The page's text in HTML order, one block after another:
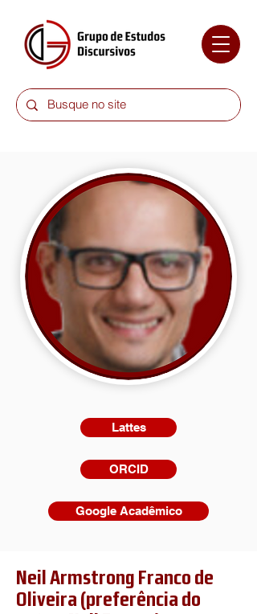
Lattes
ORCID
Google Acadêmico
Neil Armstrong Franco de
Oliveira (preferência do